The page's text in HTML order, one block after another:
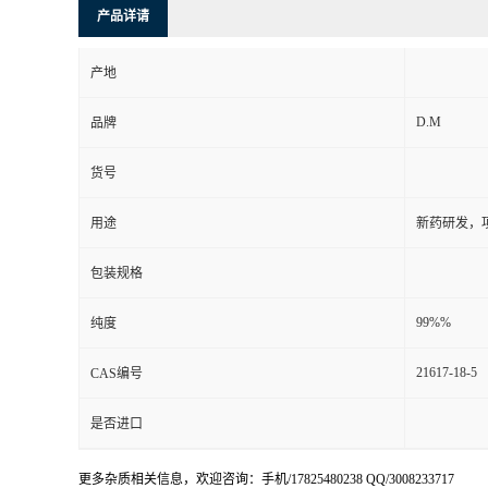
产品详请
产地
品牌 D.M
货号
用途 新药研发，
包装规格
纯度 99%%
CAS编号 21617-18-5
是否进口
更多杂质相关信息，欢迎咨询：手机/17825480238 QQ/3008233717